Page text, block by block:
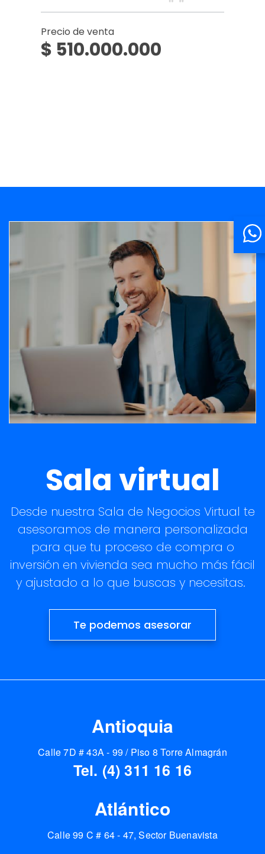
Precio de venta
$ 510.000.000
Sala virtual
Desde nuestra Sala de Negocios Virtual te
asesoramos de manera personalizada
para que tu proceso de compra o
inversión en vivienda sea mucho más fácil
y ajustado a lo que buscas y necesitas.
Te podemos asesorar
Antioquia
Calle 7D # 43A - 99 / Piso 8 Torre Almagrán
Tel. (4) 311 16 16
Atlántico
Calle 99 C # 64 - 47, Sector Buenavista